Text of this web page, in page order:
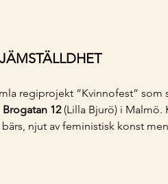
regiprojekt ”Kvinnofest” som
Brogatan 12 (Lilla Bjurö) i Malmö.
njut av feministisk konst